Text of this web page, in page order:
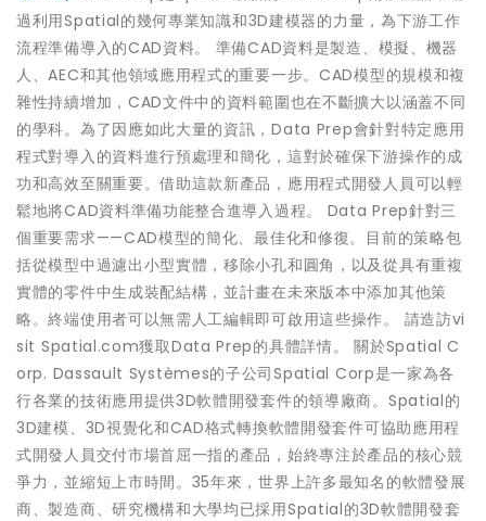
過利用Spatial的幾何專業知識和3D建模器的力量，為下游工作
流程準備導入的CAD資料。 準備CAD資料是製造、模擬、機器
人、AEC和其他領域應用程式的重要一步。CAD模型的規模和複
雜性持續增加，CAD文件中的資料範圍也在不斷擴大以涵蓋不同
的學科。為了因應如此大量的資訊，Data Prep會針對特定應用
程式對導入的資料進行預處理和簡化，這對於確保下游操作的成
功和高效至關重要。借助這款新產品，應用程式開發人員可以輕
鬆地將CAD資料準備功能整合進導入過程。 Data Prep針對三
個重要需求——CAD模型的簡化、最佳化和修復。目前的策略包
括從模型中過濾出小型實體，移除小孔和圓角，以及從具有重複
實體的零件中生成裝配結構，並計畫在未來版本中添加其他策
略。終端使用者可以無需人工編輯即可啟用這些操作。 請造訪vi
sit Spatial.com獲取Data Prep的具體詳情。 關於Spatial C
orp. Dassault Systèmes的子公司Spatial Corp是一家為各
行各業的技術應用提供3D軟體開發套件的領導廠商。Spatial的
3D建模、3D視覺化和CAD格式轉換軟體開發套件可協助應用程
式開發人員交付市場首屈一指的產品，始終專注於產品的核心競
爭力，並縮短上市時間。35年來，世界上許多最知名的軟體發展
商、製造商、研究機構和大學均已採用Spatial的3D軟體開發套